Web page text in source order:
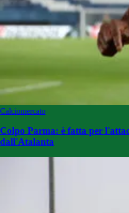
Calciomercato
Colpo Parma: è fatta per
dall'Atalanta